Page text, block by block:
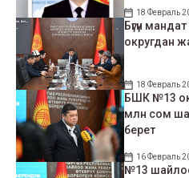
18 Февраль
Бүгүн мандат
округдан
18 Февраль
БШК №13
млн сом
берет
16 Февраль
№13